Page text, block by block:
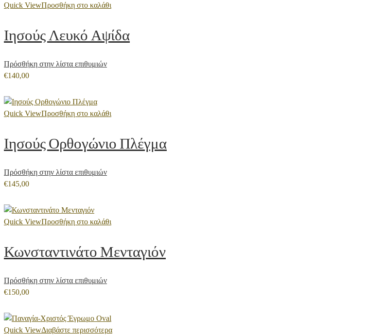
Quick ViewΠροσθήκη στο καλάθι
Ιησούς Λευκό Αψίδα
Πρόσθήκη στην λίστα επιθυμιών
€140,00
Quick ViewΠροσθήκη στο καλάθι
Ιησούς Ορθογώνιο Πλέγμα
Πρόσθήκη στην λίστα επιθυμιών
€145,00
Quick ViewΠροσθήκη στο καλάθι
Κωνσταντινάτο Μενταγιόν
Πρόσθήκη στην λίστα επιθυμιών
€150,00
Quick ViewΔιαβάστε περισσότερα